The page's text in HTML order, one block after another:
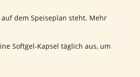
dem Speiseplan steht. Mehr
Softgel-Kapsel täglich aus, um